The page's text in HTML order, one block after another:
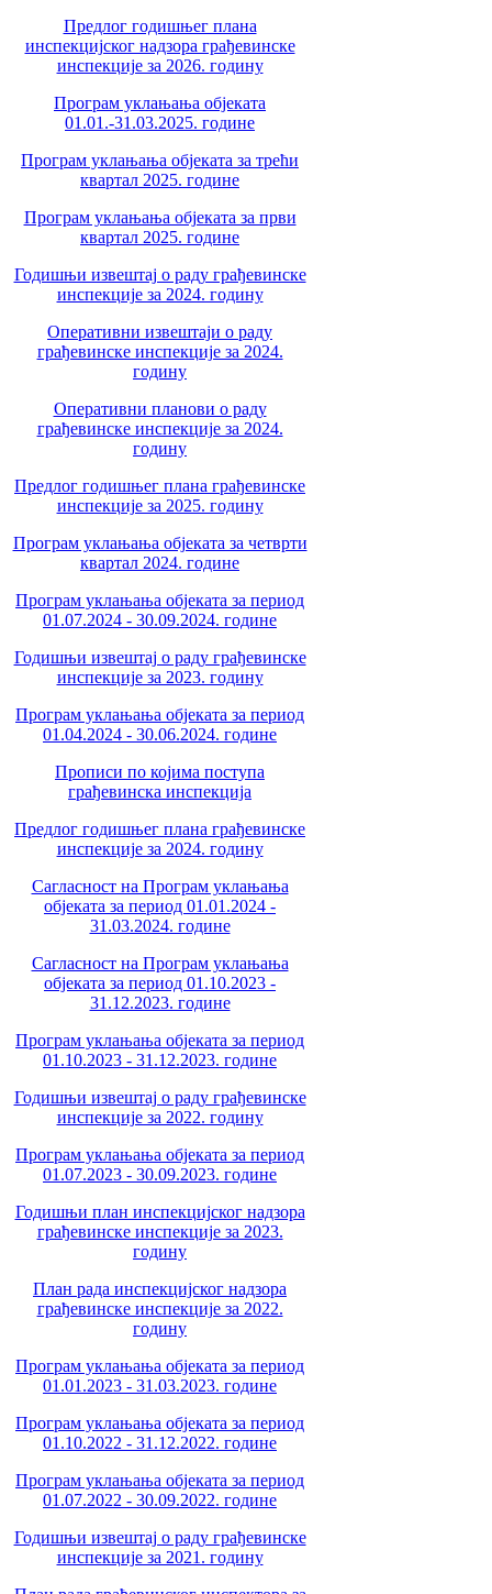
Предлог годишњег плана
инспекцијског надзора грађевинске
инспекције за 2026. годину
Програм уклањања објеката
01.01.-31.03.2025. године
Програм уклањања објеката за трећи
квартал 2025. године
Програм уклањања објеката за први
квартал 2025. године
Годишњи извештај о раду грађевинске
инспекције за 2024. годину
Оперативни извештаји о раду
грађевинске инспекције за 2024.
годину
Оперативни планови о раду
грађевинске инспекције за 2024.
годину
Предлог годишњег плана грађевинске
инспекције за 2025. годину
Програм уклањања објеката за четврти
квартал 2024. године
Програм уклањања објеката за период
01.07.2024 - 30.09.2024. године
Годишњи извештај о раду грађевинске
инспекције за 2023. годину
Програм уклањања објеката за период
01.04.2024 - 30.06.2024. године
Прописи по којима поступа
грађевинска инспекција
Предлог годишњег плана грађевинске
инспекције за 2024. годину
Сагласност на Програм уклањања
објеката за период 01.01.2024 -
31.03.2024. године
Сагласност на Програм уклањања
објеката за период 01.10.2023 -
31.12.2023. године
Програм уклањања објеката за период
01.10.2023 - 31.12.2023. године
Годишњи извештај о раду грађевинске
инспекције за 2022. годину
Програм уклањања објеката за период
01.07.2023 - 30.09.2023. године
Годишњи план инспекцијског надзора
грађевинске инспекције за 2023.
годину
План рада инспекцијског надзора
грађевинске инспекције за 2022.
годину
Програм уклањања објеката за период
01.01.2023 - 31.03.2023. године
Програм уклањања објеката за период
01.10.2022 - 31.12.2022. године
Програм уклањања објеката за период
01.07.2022 - 30.09.2022. године
Годишњи извештај о раду грађевинске
инспекције за 2021. годину